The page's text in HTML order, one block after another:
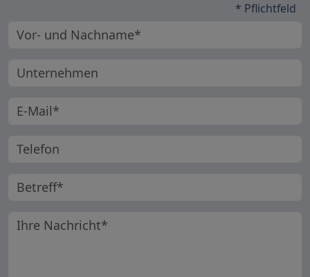
* Pflichtfeld
Vorname und Nachname
Unternehmen
E-Mail-Adresse
Telefonnummer
Betreff
Ihre Nachricht